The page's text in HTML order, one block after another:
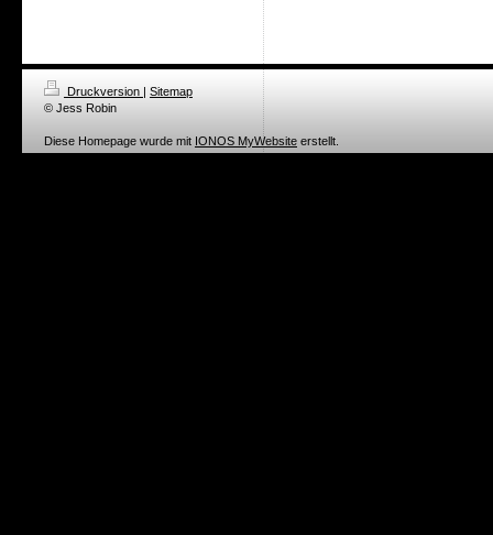
Druckversion
Sitemap
© Jess Robin
Diese Homepage wurde mit IONOS MyWebsite erstellt.